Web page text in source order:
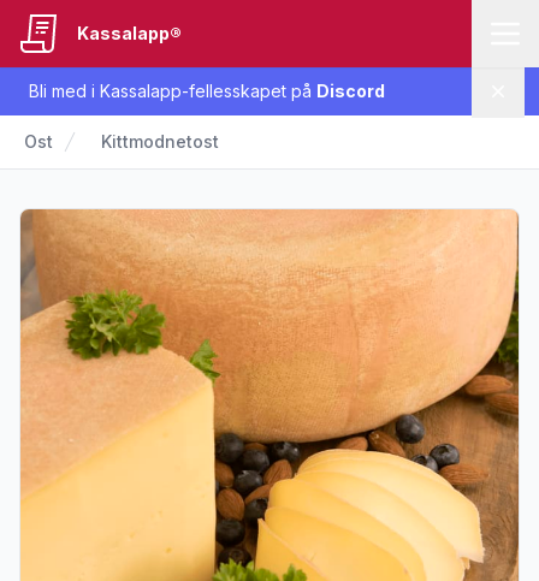
Bli med i Kassalapp-fellesskapet på Discord
Kassalapp®
Ost Kittmodnetost